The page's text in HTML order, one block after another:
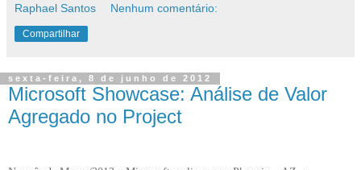
Raphael Santos Nenhum comentário:
Compartilhar
sexta-feira, 8 de junho de 2012
Microsoft Showcase: Análise de Valor
Agregado no Project